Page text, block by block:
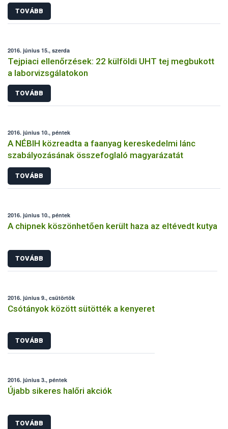
TOVÁBB
2016. június 15., szerda
Tejpiaci ellenőrzések: 22 külföldi UHT tej megbukott
a laborvizsgálatokon
TOVÁBB
2016. június 10., péntek
A NÉBIH közreadta a faanyag kereskedelmi lánc
szabályozásának összefoglaló magyarázatát
TOVÁBB
2016. június 10., péntek
A chipnek köszönhetően került haza az eltévedt kutya
TOVÁBB
2016. június 9., csütörtök
Csótányok között sütötték a kenyeret
TOVÁBB
2016. június 3., péntek
Újabb sikeres halőri akciók
TOVÁBB